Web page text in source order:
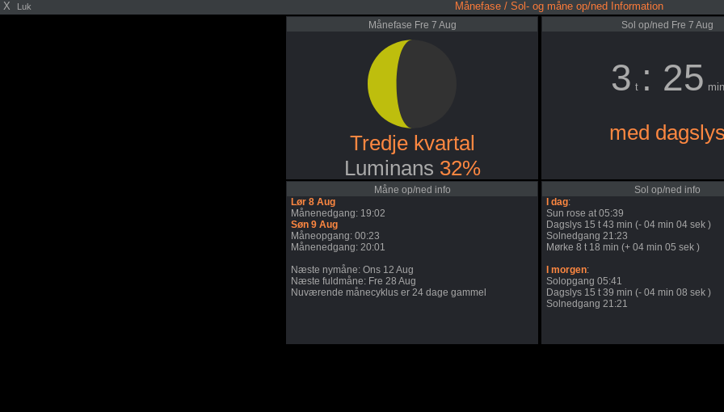
X Luk Månefase / Sol- og måne op/ned Information
Månefase Fre 7 Aug
Tredje kvartal
Luminans 32%
Sol op/ned Fre 7 Aug
3 t : 25 min
med
Måne op/ned info
Lør 8 Aug
Månenedgang: 19:02
Søn 9 Aug
Måneopgang: 00:23
Månenedgang: 20:01
Næste nymåne: Ons 12 Aug
Næste fuldmåne: Fre 28 Aug
Nuværende månecyklus er 24 dage gammel
Sol op/ned info
I dag:
Sun rose at 05:39
Dagslys 15 t 43 min (- 04 min 04 sek )
Solnedgang 21:23
Mørke 8 t 18 min (+ 04 min 05 sek )
I morgen:
Solopgang 05:41
Dagslys 15 t 39 min (- 04 min 08 sek )
Solnedgang 21:21